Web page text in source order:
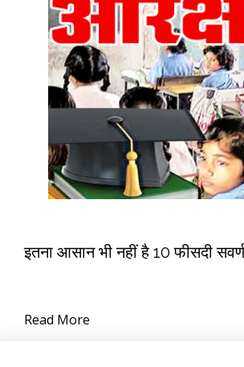
इतना आसान भी नहीं है 10 फीसदी
Read More